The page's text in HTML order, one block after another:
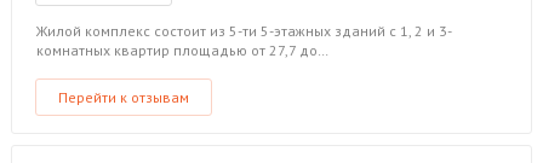
Жилой комплекс состоит из 5-ти 5-этажных зданий с 1, 2 и 3-
комнатных квартир площадью от 27,7 до…
Перейти к отзывам